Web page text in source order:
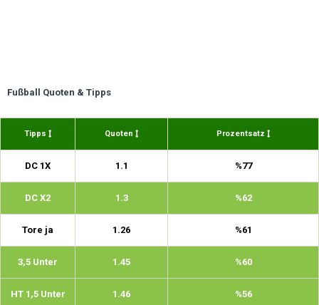
Fußball Quoten & Tipps
Tipps Quoten Prozentsatz
DC 1X 1.1 %77
DC X2 1.3 %62
Tore ja 1.26 %61
3,5 Unter 1.45 %60
HT 1,5 Unter 1.46 %56